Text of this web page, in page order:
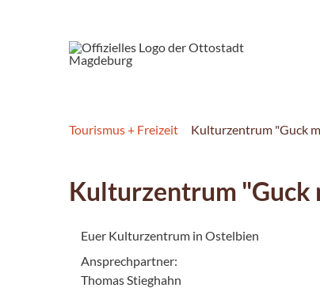
Tourismus + Freizeit Kulturzentrum "Guck
Kulturzentrum "Guck
Euer Kulturzentrum in Ostelbien
Ansprechpartner:
Thomas Stieghahn